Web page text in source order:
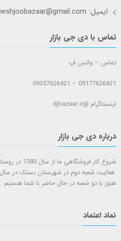
ایمیل: daneshjoobazaar@gmail.com
تماس با دی جی بازار
تماس – واتس اپ
09177626421 – 09357626421
اینستاگرام @djbazaar.ir
درباره دی جی بازار
شروع کار
هنوز با دو شعبه در حال حاضر با شما هستيم .
نماد اعتماد